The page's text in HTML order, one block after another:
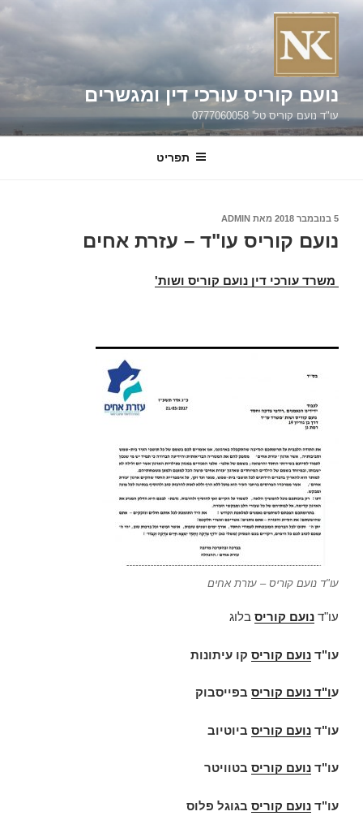
דילוג
נועם קוריס עורכי דין ומגשרים
עו"ד נועם קוריס טל' 0777060058
תפריט
פורסם
5 בנובמבר 2018 מאת ADMIN
נועם קוריס עו"ד – עזרת אחים
משרד עורכי דין נועם קוריס ושות'
עו"ד נועם קוריס – עזרת אחים
עו"ד נועם קוריס בלוג
עו"ד נועם קוריס קו עיתונות
עו"ד נועם קוריס בפייסבוק
עו"ד נועם קוריס ביוטיוב
עו"ד נועם קוריס בטוויטר
עו"ד נועם קוריס בגוגל פלוס